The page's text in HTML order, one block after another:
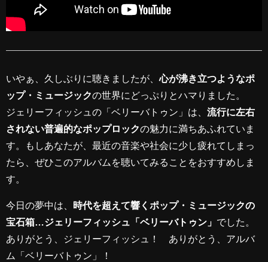
いやぁ、久しぶりに聴きましたが、心が沸き立つようなポ
ップ・ミュージックの世界にどっぷりとハマりました。
ジェリーフィッシュの「ベリーバトゥン」は、 流行に左右
されない普遍的なポップロックの魅力に満ちあふれていま
す。もしあなたが、最近の音楽や社会に少し疲れてしまっ
たら、ぜひこのアルバムを聴いてみることをおすすめしま
す。
今日の夢中は、
時代を超えて響くポップ・ミュージックの
宝石箱…ジェリーフィッシュ「ベリーバトゥン」 でした。
ありがとう、ジェリーフィッシュ！ ありがとう、アルバ
ム「ベリーバトゥン」！